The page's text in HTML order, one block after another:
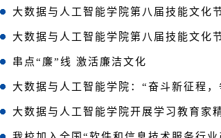
大数据与人工智能学院第八届技能文化
大数据与人工智能学院第八届技能文化
串点“廉”线 激活廉洁文化
大数据与人工智能学院：“奋斗新征程
大数据与人工智能学院开展学习教育家